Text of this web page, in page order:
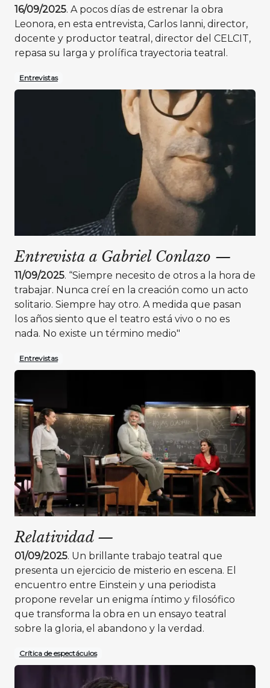
16/09/2025. A pocos días de estrenar la obra
Leonora, en esta entrevista, Carlos Ianni, director,
docente y productor teatral, director del CELCIT,
repasa su larga y prolífica trayectoria teatral.
Entrevistas
Entrevista a Gabriel Conlazo —
11/09/2025. “Siempre necesito de otros a la hora de
trabajar. Nunca creí en la creación como un acto
solitario. Siempre hay otro. A medida que pasan
los años siento que el teatro está vivo o no es
nada. No existe un término medio"
Entrevistas
Relatividad—
01/09/2025. Un brillante trabajo teatral que
presenta un ejercicio de misterio en escena. El
encuentro entre Einstein y una periodista
propone revelar un enigma íntimo y filosófico
que transforma la obra en un ensayo teatral
sobre la gloria, el abandono y la verdad.
Crítica de espectáculos